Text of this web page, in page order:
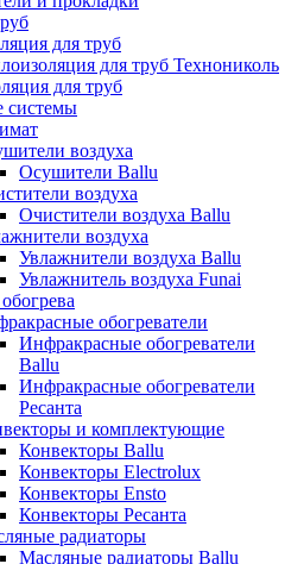
для труб
для труб Технониколь
для труб
системы
воздуха
Осушители Ballu
воздуха
Очистители воздуха Ballu
воздуха
Увлажнители воздуха Ballu
Увлажнитель воздуха Funai
обогреватели
Инфракрасные обогреватели
Ballu
Инфракрасные обогреватели
Ресанта
и комплектующие
Конвекторы Ballu
Конвекторы Electrolux
Конвекторы Ensto
Конвекторы Ресанта
радиаторы
Масляные радиаторы Ballu